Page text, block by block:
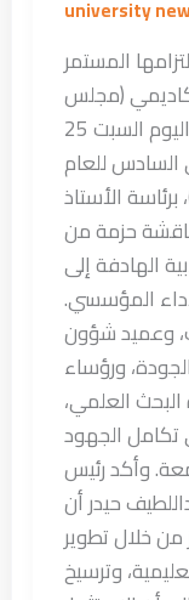
university
المستمر
(مجلس
العمداء) بجامعة الرشيد الذكية، اليوم السبت 25
السادس للعام
1448هـ (2026–2027م)، برئاسة الأستاذ
حزمة من
الهادفة إلى
المؤسسي.
وعميد شؤون
ورؤساء
العلمي،
تكامل الجهود
وأكد رئيس
حيدر أن
من خلال تطوير
وترسيخ
الثانوية